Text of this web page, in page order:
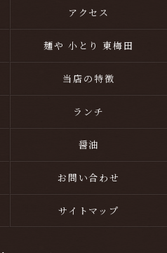
アクセス
麺や 小とり 東梅田
当店の特徴
ランチ
醤油
お問い合わせ
サイトマップ